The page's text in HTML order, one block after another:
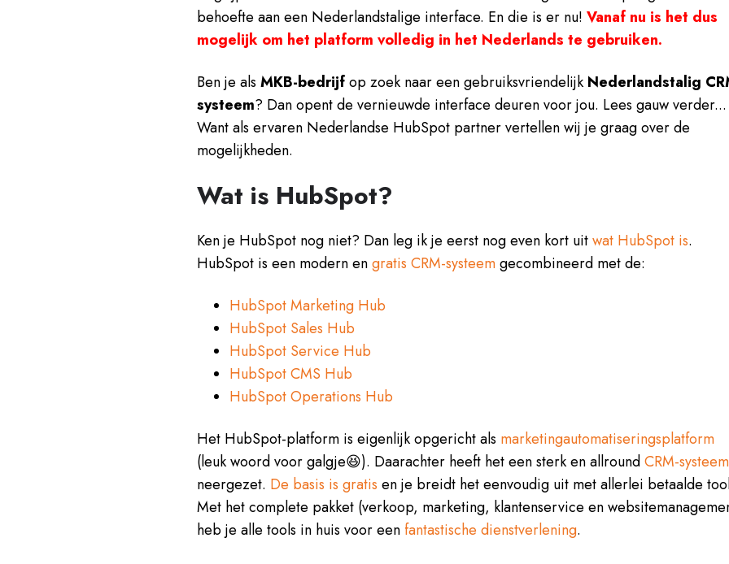
behoefte aan een Nederlandstalige interface. En die is er nu!Vanaf nu is het dus
mogelijk om het platform volledig in het Nederlands te gebruiken.
Ben je alsMKB-bedrijfop zoek naar een gebruiksvriendelijk Nederlandstalig
systeem? Dan opent de vernieuwde interface deuren voor jou. Lees gauw verder...
Want als ervaren Nederlandse HubSpot partner vertellen wij je graag over de
mogelijkheden.
Wat is HubSpot?
Ken je HubSpot nog niet? Dan leg ik je eerst nog even kort uitwat HubSpot is.
HubSpot is een modern engratis CRM-systeemgecombineerd met de:
HubSpot Marketing Hub
HubSpot Sales Hub
HubSpot Service Hub
HubSpot CMS Hub
HubSpot Operations Hub
Het HubSpot-platform is eigenlijk opgericht als marketingautomatiseringsplatform
(leuk woord voor galgje😆). Daarachter heeft het een sterk en allroundCRM-systeem
neergezet. De basis is gratis en je breidt het eenvoudig uit met allerlei betaalde
Met het complete pakket (verkoop, marketing, klantenservice en
heb je alle tools in huis voor eenfantastische dienstverlening.